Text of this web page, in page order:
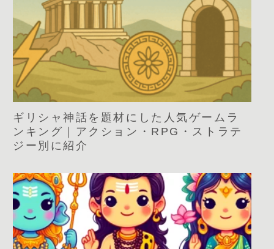
ギリシャ神話を題材にした人気ゲームラ
ンキング｜アクション・RPG・ストラテ
ジー別に紹介